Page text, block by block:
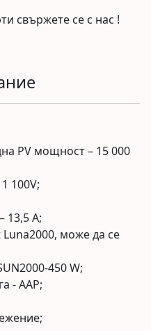
свържете се с нас !
PV мощност – 15 000
100V;
13,5 А;
може да се
450 W;
- AAP;